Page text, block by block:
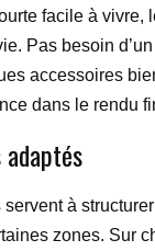
facile à vivre,
Pas besoin d’un
accessoires
dans le rendu
à
zones. Sur